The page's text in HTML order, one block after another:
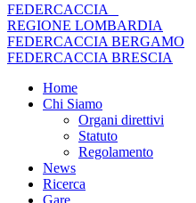
FEDERCACCIA
REGIONE LOMBARDIA
FEDERCACCIA BERGAMO
FEDERCACCIA BRESCIA
Home
Chi Siamo
Organi direttivi
Statuto
Regolamento
News
Ricerca
Gare